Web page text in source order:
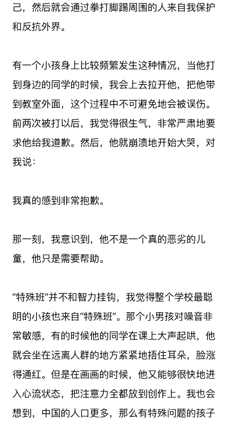
己，然后就会通过拳打脚踢周围的人来自我保护
和反抗外界。
有一个小孩身上比较频繁发生这种情况，当他打
到身边的同学的时候，我会上去拉开他，把他带
到教室外面，这个过程中不可避免地会被误伤。
前两次被打以后，我觉得很生气，非常严肃地要
求他给我道歉。然后，他就崩溃地开始大哭，对
我说：
我真的感到非常抱歉。
那一刻，我意识到，他不是一个真的恶劣的儿
童，他只是需要帮助。
“特殊班”并不和智力挂钩，我觉得整个学校最聪
明的小孩也来自“特殊班”。那个小男孩对噪音非
常敏感，有的时候他的同学在课上大声起哄，他
就会坐在远离人群的地方紧紧地捂住耳朵，脸涨
得通红。但是在画画的时候，他又能够很快地进
入心流状态，把注意力全都放到创作上。我也会
想到，中国的人口更多，那么有特殊问题的孩子